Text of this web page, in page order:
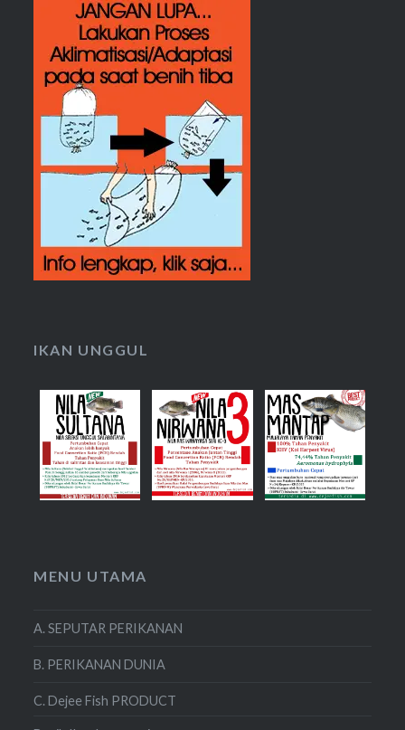
IKAN UNGGUL
MENU UTAMA
A. SEPUTAR PERIKANAN
B. PERIKANAN DUNIA
C. Dejee Fish PRODUCT